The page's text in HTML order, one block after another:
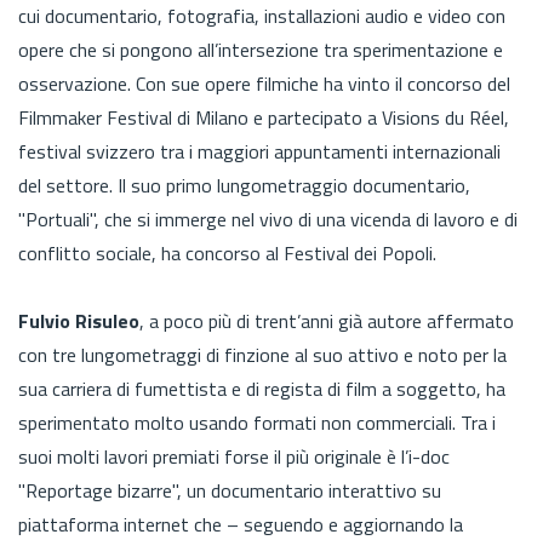
cui documentario, fotografia, installazioni audio e video con
opere che si pongono all’intersezione tra sperimentazione e
osservazione. Con sue opere filmiche ha vinto il concorso del
Filmmaker Festival di Milano e partecipato a Visions du Réel,
festival svizzero tra i maggiori appuntamenti internazionali
del settore. Il suo primo lungometraggio documentario,
"Portuali", che si immerge nel vivo di una vicenda di lavoro e di
conflitto sociale, ha concorso al Festival dei Popoli.
Fulvio Risuleo, a poco più di trent’anni già autore affermato
con tre lungometraggi di finzione al suo attivo e noto per la
sua carriera di fumettista e di regista di film a soggetto, ha
sperimentato molto usando formati non commerciali. Tra i
suoi molti lavori premiati forse il più originale è l’i-doc
"Reportage bizarre", un documentario interattivo su
piattaforma internet che – seguendo e aggiornando la